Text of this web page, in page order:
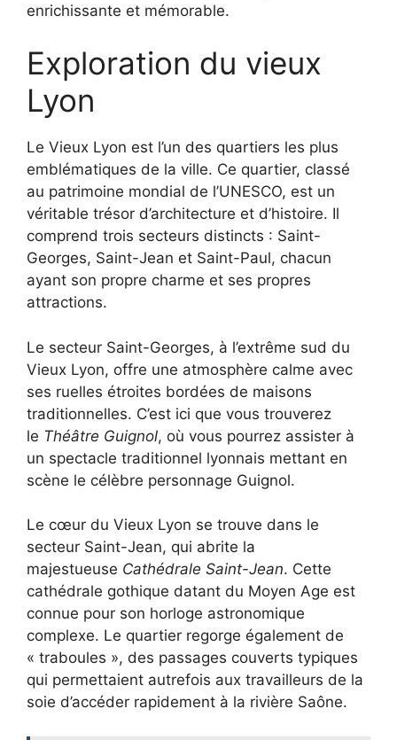
enrichissante et mémorable.
Exploration du vieux
Lyon
Le Vieux Lyon est l’un des quartiers les plus
emblématiques de la ville. Ce quartier, classé
au patrimoine mondial de l’UNESCO, est un
véritable trésor d’architecture et d’histoire. Il
comprend trois secteurs distincts : Saint-
Georges, Saint-Jean et Saint-Paul, chacun
ayant son propre charme et ses propres
attractions.
Le secteur Saint-Georges, à l’extrême sud du
Vieux Lyon, offre une atmosphère calme avec
ses ruelles étroites bordées de maisons
traditionnelles. C’est ici que vous trouverez
le Théâtre Guignol, où vous pourrez assister à
un spectacle traditionnel lyonnais mettant en
scène le célèbre personnage Guignol.
Le cœur du Vieux Lyon se trouve dans le
secteur Saint-Jean, qui abrite la
majestueuse Cathédrale Saint-Jean. Cette
cathédrale gothique datant du Moyen Age est
connue pour son horloge astronomique
complexe. Le quartier regorge également de
« traboules », des passages couverts typiques
qui permettaient autrefois aux travailleurs de la
soie d’accéder rapidement à la rivière Saône.